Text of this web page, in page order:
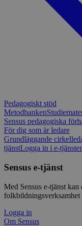
Pedagogiskt stöd
Metodbanken
Sensus pedagogiska
För dig som är ledare
Grundläggande
tjänstLogga in i e-
Sensus e-tjänst
Med Sensus e-tjänst
folkbildningsverksamhet
Logga in
Om Sensus